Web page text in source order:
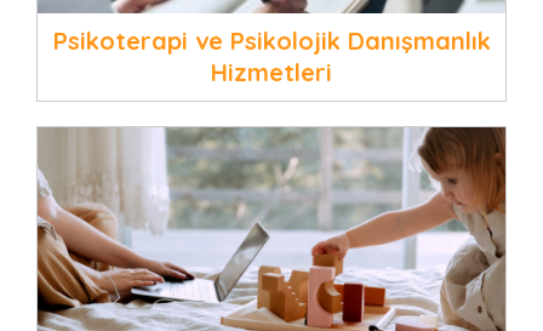
Psikoterapi ve Psikolojik Danışmanlık
Hizmetleri